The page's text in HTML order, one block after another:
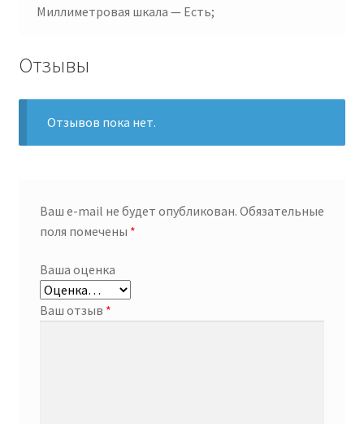
Миллиметровая шкала — Есть;
Отзывы
Отзывов пока нет.
Ваш e-mail не будет опубликован. Обязательные
поля помечены *
Ваша оценка
Ваш отзыв *